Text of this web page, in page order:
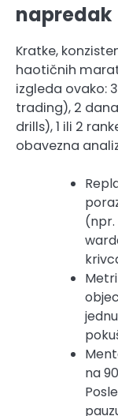
napredak
Kratke,
haotičnih
izgleda ovako:
trading), 2
drills), 1 ili 2
obavezna
(npr.
na